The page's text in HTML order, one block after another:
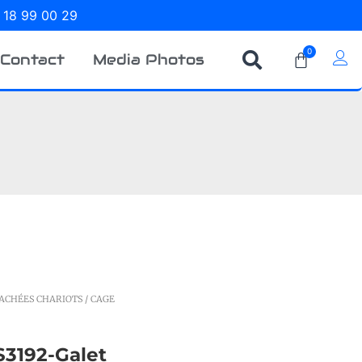
18 99 00 29
Contact Media Photos 0
CHARIOTS / CAGE
Galet